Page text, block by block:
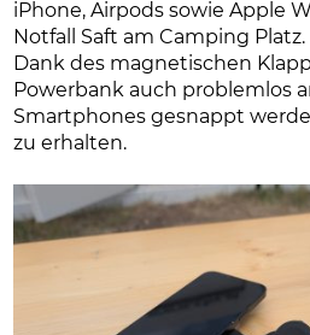
iPhone, Airpods sowie Apple
Notfall Saft am Camping Platz.
Dank des magnetischen
Powerbank auch problemlos
Smartphones gesnappt
zu erhalten.